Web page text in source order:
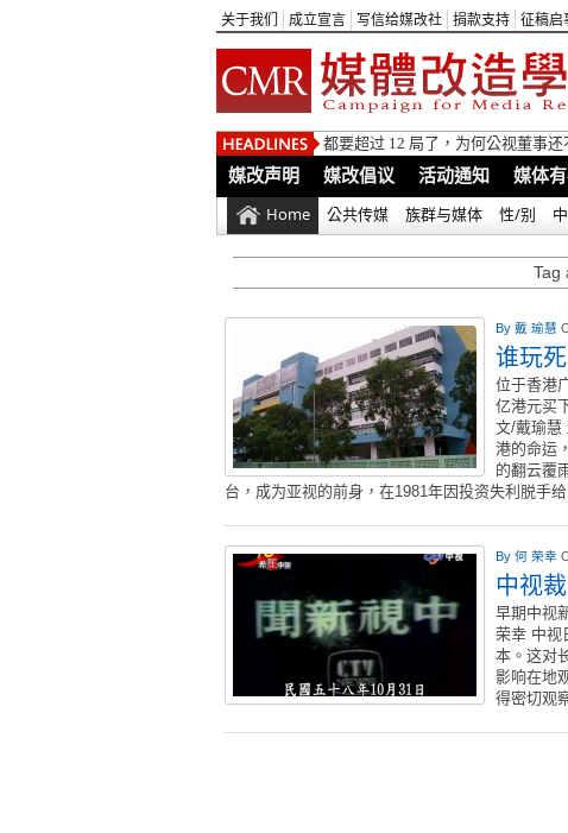
关于我们 成立宣言 写信给媒改社 捐款支持 征稿启
都要超过 12 局了，为何公视董事
媒改声明 媒改倡议 活动通知 媒体
Home 公共传媒 族群与媒体 性/别
Tag
By 戴 瑜慧
谁玩
位于香港
亿港元买
文/戴瑜慧
港的命运
的翻云覆
台，成为亚视的前身，在1981年因投资失利脱手
By 何 荣幸
中视
早期中视
荣幸 中视
本。这对
影响在地
得密切观